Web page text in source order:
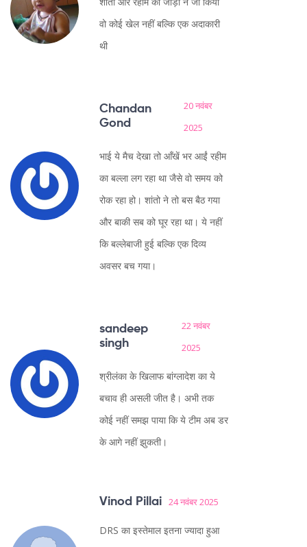
वो कोई खेल नहीं बल्कि एक अदाकारी
थी
Chandan
Gond
20 नवंबर
2025
भाई ये मैच देखा तो आँखें भर आईं रहीम
का बल्ला लग रहा था जैसे वो समय को
रोक रहा हो। शांतो ने तो बस बैठ गया
और बाकी सब को घूर रहा था। ये नहीं
कि बल्लेबाजी हुई बल्कि एक दिव्य
अवसर बच गया।
sandeep
singh
22 नवंबर
2025
श्रीलंका के खिलाफ बांग्लादेश का ये
बचाव ही असली जीत है। अभी तक
कोई नहीं समझ पाया कि ये टीम अब डर
के आगे नहीं झुकती।
Vinod Pillai 24 नवंबर 2025
DRS का इस्तेमाल इतना ज्यादा हुआ